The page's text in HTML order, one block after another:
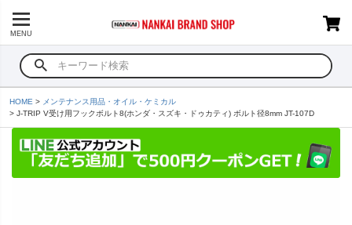
MENU
HOME
メンテナンス用品・オイル・ケミカル
J-TRIP V受け用フックボルト8(ホンダ・スズキ・ドゥカティ) ボルト径8mm JT-107D